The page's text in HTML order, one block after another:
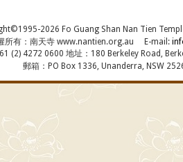
2026 Fo Guang Shan Nan Tien
所有：南天寺 www.nantien.org.au E-mail:
(2) 4272 0600 地址：180 Berkeley Road,
郵箱：PO Box 1336, Unanderra, NSW